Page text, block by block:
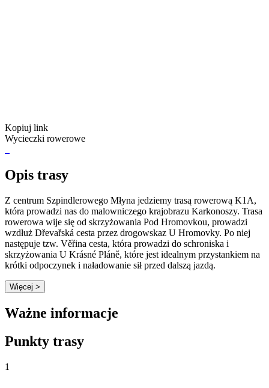
Kopiuj link
Wycieczki rowerowe
Opis trasy
Z centrum Szpindlerowego Młyna jedziemy trasą rowerową K1A,
która prowadzi nas do malowniczego krajobrazu Karkonoszy. Trasa
rowerowa wije się od skrzyżowania Pod Hromovkou, prowadzi
wzdłuż Dřevařská cesta przez drogowskaz U Hromovky. Po niej
następuje tzw. Věřina cesta, która prowadzi do schroniska i
skrzyżowania U Krásné Pláně, które jest idealnym przystankiem na
krótki odpoczynek i naładowanie sił przed dalszą jazdą.
Więcej >
Ważne informacje
Punkty trasy
1